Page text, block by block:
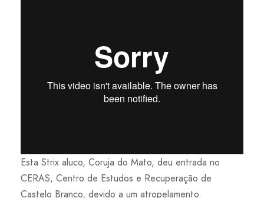
Esta Strix aluco, Coruja do Mato, deu entrada no
CERAS, Centro de Estudos e Recuperação de
Castelo Branco, devido a um atropelamento.